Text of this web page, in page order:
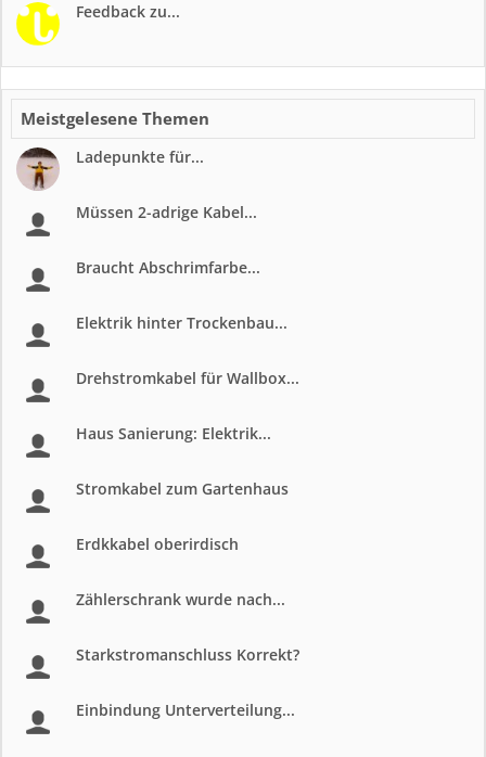
Feedback zu...
Meistgelesene Themen
Ladepunkte für...
Müssen 2-adrige Kabel...
Braucht Abschrimfarbe...
Elektrik hinter Trockenbau...
Drehstromkabel für Wallbox...
Haus Sanierung: Elektrik...
Stromkabel zum Gartenhaus
Erdkkabel oberirdisch
Zählerschrank wurde nach...
Starkstromanschluss Korrekt?
Einbindung Unterverteilung...